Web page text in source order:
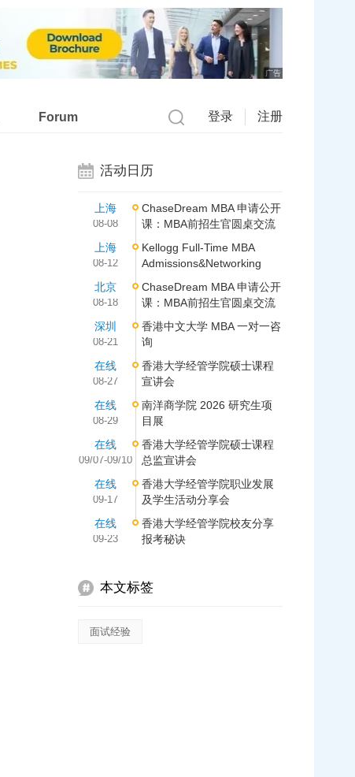
广告
Forum 登录 注册
活动日历
上海
08-08
ChaseDream MBA 申请公开
课：MBA前招生官圆桌交流
上海
08-12
Kellogg Full-Time MBA
Admissions&Networking
北京
08-18
ChaseDream MBA 申请公开
课：MBA前招生官圆桌交流
深圳
08-21
香港中文大学 MBA 一对一咨
询
在线
08-27
香港大学经管学院硕士课程
宣讲会
在线
08-29
南洋商学院 2026 研究生项
目展
在线
09/07-09/10
香港大学经管学院硕士课程
总监宣讲会
在线
09-17
香港大学经管学院职业发展
及学生活动分享会
在线
09-23
香港大学经管学院校友分享
报考秘诀
本文标签
面试经验